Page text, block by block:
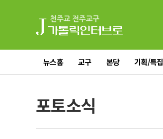
뉴스홈 교구 본당 기획/특집
포토소식